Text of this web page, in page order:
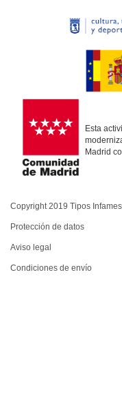
Esta
Madrid
Copyright 2019 Tipos Infames
Protección de datos
Aviso legal
Condiciones de envío